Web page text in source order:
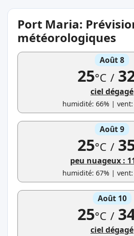
Port Maria:
météorologiques
Août 8
25°C /
ciel dégagé
humidité: 66% |
Août 9
25°C /
peu nuageux :
humidité: 67% |
Août 10
25°C /
ciel dégagé